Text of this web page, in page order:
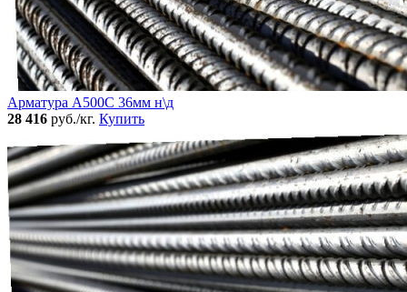
Арматура А500С 36мм н\д
28 416 руб./кг. Купить